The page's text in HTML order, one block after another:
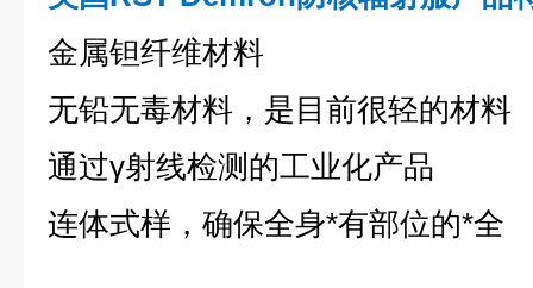
金属钽纤维材料
无铅无毒材料，是目前很轻的材料
通过γ射线检测的工业化产品
连体式样，确保全身*有部位的*全